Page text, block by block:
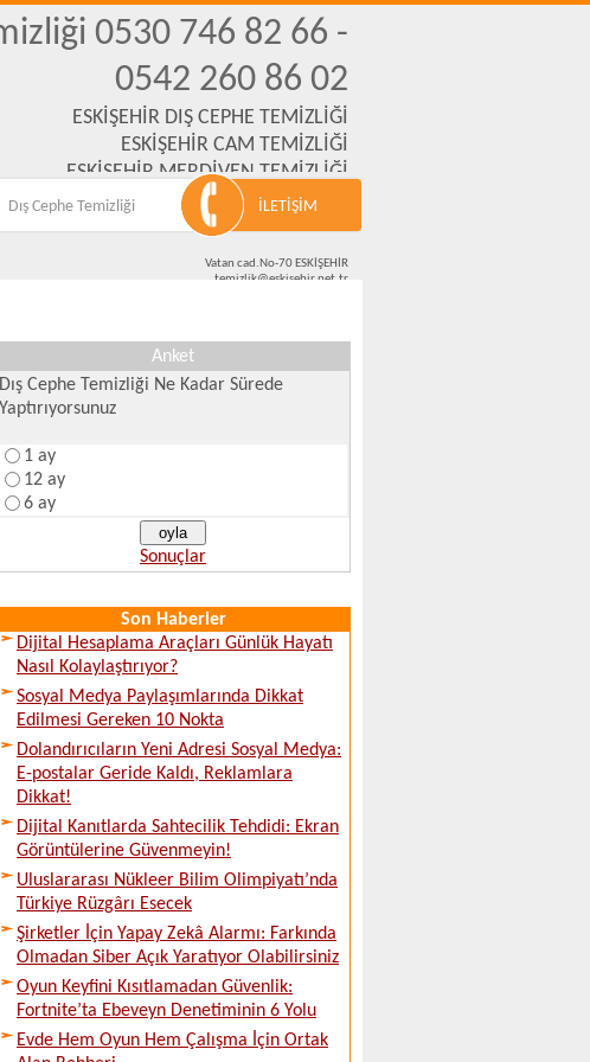
0530 746 82 66 -
0542 260 86 02
ESKİŞEHİR DIŞ CEPHE TEMİZLİĞİ
ESKİŞEHİR CAM TEMİZLİĞİ
ESKİŞEHİR MERDİVEN TEMİZLİĞİ
TEMİZLİKLERİ
Vatan cad.No-70 ESKİŞEHİR
temizlik@eskisehir.net.tr
Dış Cephe Temizliği İLETİŞİM
Anket
Dış Cephe Temizliği Ne Kadar Sürede
Yaptırıyorsunuz
1 ay
12 ay
6 ay
Sonuçlar
Son Haberler
Dijital Hesaplama Araçları Günlük Hayatı
Nasıl Kolaylaştırıyor?
Sosyal Medya Paylaşımlarında Dikkat
Edilmesi Gereken 10 Nokta
Dolandırıcıların Yeni Adresi Sosyal Medya:
E-postalar Geride Kaldı, Reklamlara
Dikkat!
Dijital Kanıtlarda Sahtecilik Tehdidi: Ekran
Görüntülerine Güvenmeyin!
Uluslararası Nükleer Bilim Olimpiyatı’nda
Türkiye Rüzgârı Esecek
Şirketler İçin Yapay Zekâ Alarmı: Farkında
Olmadan Siber Açık Yaratıyor Olabilirsiniz
Oyun Keyfini Kısıtlamadan Güvenlik:
Fortnite’ta Ebeveyn Denetiminin 6 Yolu
Evde Hem Oyun Hem Çalışma İçin Ortak